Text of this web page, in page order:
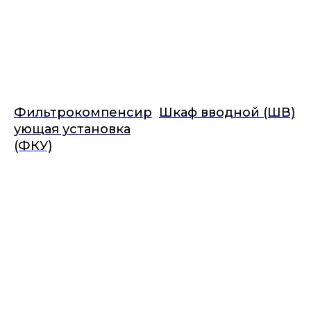
Фильтрокомпенсир
ующая установка
(ФКУ)
Шкаф вводной (ШВ)